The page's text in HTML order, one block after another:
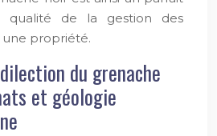
qualité de la gestion des
propriété.
du grenache
et géologie